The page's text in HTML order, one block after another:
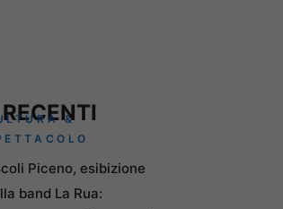
&
Piceno, esibizione
band La Rua: